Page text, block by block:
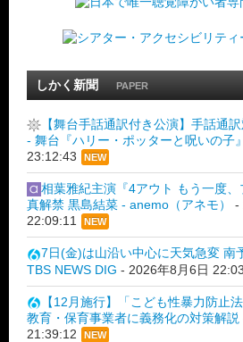
しかく新聞 PAPER
【舞台手話通訳付き公演】手話通
- 舞台『ハリー・ポッターと呪いの子』
23:12:43
NEW
相葉雅紀主演『4アウト もう一度
真解禁 黒島結菜 - anemo（アネモ）
-
22:09:11
NEW
7日(金)は山沿い中心に天気急変 南
TBS NEWS DIG - 2026年8月6日
【12月施行】「こども性暴力防止
教育・保育事業者に義務化の対策解説
21:39:12
NEW